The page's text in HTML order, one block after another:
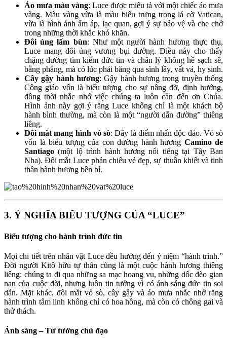
Áo mưa màu vàng: Luce được miêu tả với một chiếc áo mưa
vàng. Màu vàng vừa là màu biểu trưng trong lá cờ Vatican,
vừa là hình ảnh ấm áp, lạc quan, gợi ý sự bảo vệ và che chở
trong những thời khắc khó khăn.
Đôi ủng lấm bùn: Như một người hành hương thực thụ,
Luce mang đôi ủng vương bụi đường. Điều này cho thấy
chặng đường tìm kiếm đức tin và chân lý không hề sạch sẽ,
bằng phẳng, mà có lúc phải băng qua sình lầy, vất vả, hy sinh.
Cây gậy hành hương: Gậy hành hương trong truyền thống
Công giáo vốn là biểu tượng cho sự nâng đỡ, định hướng,
đồng thời nhắc nhớ việc chúng ta luôn cần đến ơn Chúa.
Hình ảnh này gợi ý rằng Luce không chỉ là một khách bộ
hành bình thường, mà còn là một “người dẫn đường” thiêng
liêng.
Đôi mắt mang hình vỏ sò: Đây là điểm nhấn độc đáo. Vỏ sò
vốn là biểu tượng của con đường hành hương Camino de
Santiago (một lộ trình hành hương nổi tiếng tại Tây Ban
Nha). Đôi mắt Luce phản chiếu vẻ đẹp, sự thuần khiết và tinh
thần hành hương bền bỉ.
3. Ý NGHĨA BIỂU TƯỢNG CỦA “LUCE”
Biểu tượng cho hành trình đức tin
Mọi chi tiết trên nhân vật Luce đều hướng đến ý niệm “hành trình.”
Đời người Kitô hữu tự thân cũng là một cuộc hành hương thiêng
liêng: chúng ta đi qua những sa mạc hoang vu, những dốc đèo gian
nan của cuộc đời, nhưng luôn tin tưởng vì có ánh sáng đức tin soi
dẫn. Mặt khác, đôi mắt vỏ sò, cây gậy và áo mưa nhắc nhở rằng
hành trình tâm linh không chỉ có hoa hồng, mà còn có chông gai và
thử thách.
Ánh sáng – Tư tưởng chủ đạo